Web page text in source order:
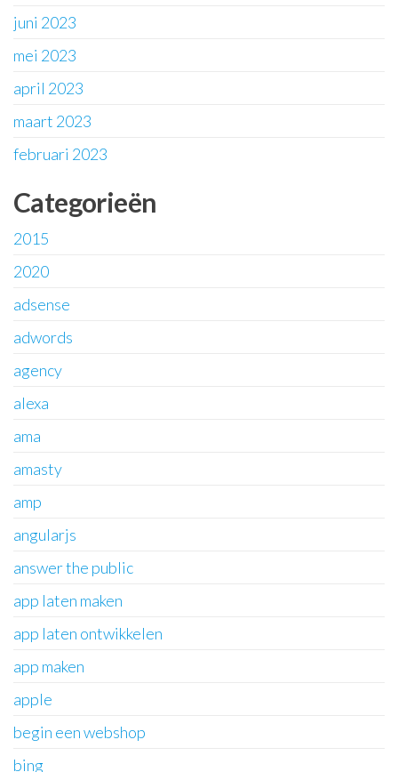
juni 2023
mei 2023
april 2023
maart 2023
februari 2023
Categorieën
2015
2020
adsense
adwords
agency
alexa
ama
amasty
amp
angularjs
answer the public
app laten maken
app laten ontwikkelen
app maken
apple
begin een webshop
bing